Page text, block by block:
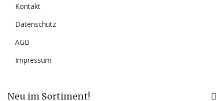
Kontakt
Datenschutz
AGB
Impressum
Neu im Sortiment!